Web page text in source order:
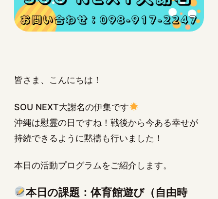
皆さま、こんにちは！
SOU NEXT大謝名の伊集です
沖縄は慰霊の日ですね！戦後から今ある幸せが
持続できるように黙禱も行いました！
本日の活動プログラムをご紹介します。
本日の課題：体育館遊び（自由時